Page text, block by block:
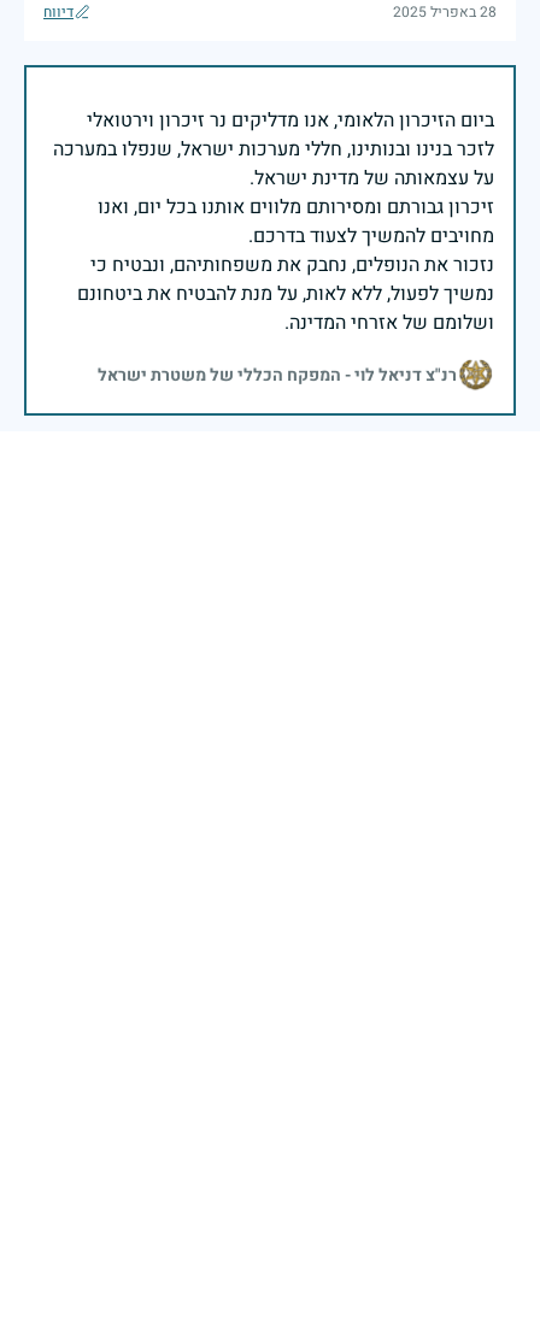
28 באפריל 2025 דיווח
ביום הזיכרון הלאומי, אנו מדליקים נר זיכרון וירטואלי
לזכר בנינו ובנותינו, חללי מערכות ישראל, שנפלו במערכה
זיכרון גבורתם ומסירותם מלווים אותנו בכל יום, ואנו
נזכור את הנופלים, נחבק את משפחותיהם, ונבטיח כי
נמשיך לפעול, ללא לאות, על מנת להבטיח את ביטחונם
ושלומם של אזרחי המדינה.
רנ"צ דניאל לוי - המפקח הכללי של משטרת ישראל